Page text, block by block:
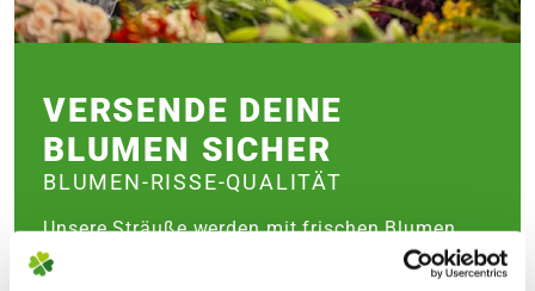
VERSENDE DEINE
BLUMEN SICHER
BLUMEN-RISSE-QUALITÄT
Unsere Sträuße werden mit frischen Blumen
direkt aus unserem Kühlhaus handgebunden